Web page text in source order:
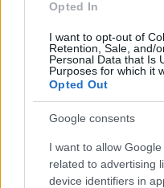
Opted In
I want to opt-out of
Retention, Sale, and/
Personal Data that Is
Purposes for which it
Opted Out
Google consents
I want to allow
related to advertising
device identifiers in
MAGYAR ÉPÍTŐK